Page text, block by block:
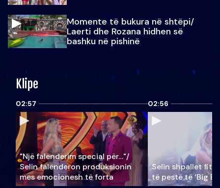
Momente të bukura në shtëpi/
Laerti dhe Rozana hidhen së
bashku në pishinë
Klipe
02:57
"Një falenderim special për…"/
Selin falënderon produksionin
mes emocionesh të forta
02:56
Selin shpallet
të pestë të ‘Big